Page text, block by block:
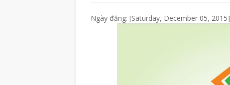
Ngày đăng: [Saturday, December 05, 2015]